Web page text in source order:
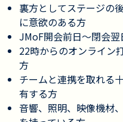
裏方としてステージの
に意欲のある方
JMoF開会前日〜閉会
22時からのオンライン
方
チームと連携を取れる
有する方
音響、照明、映像機材